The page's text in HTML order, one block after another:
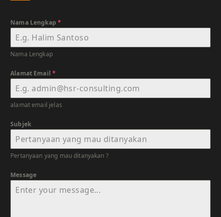
Nama Lengkap*
Nama Lengkap
Alamat Email*
alamat email jelas
Subjek
Pertanyaan yang mau ditanyakan ?
Message